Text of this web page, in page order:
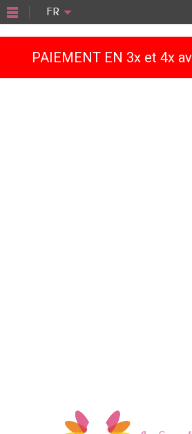
PAIEMENT EN 3x et 4x
FR